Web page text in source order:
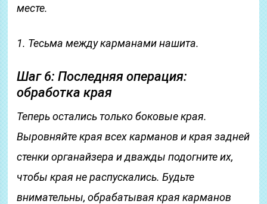
месте.
1. Тесьма между карманами нашита.
Шаг 6: Последняя операция:
обработка края
Теперь остались только боковые края.
Выровняйте края всех карманов и края задней
стенки органайзера и дважды подогните их,
чтобы края не распускались. Будьте
внимательны, обрабатывая края карманов